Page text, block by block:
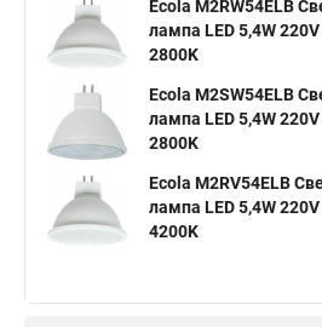
Ecola M2RW54ELB
лампа LED 5,4W
2800K
Ecola M2SW54ELB
лампа LED 5,4W
2800K
Ecola M2RV54ELB
лампа LED 5,4W
4200K